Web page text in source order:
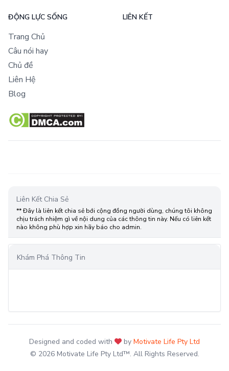
ĐỘNG LỰC SỐNG
Trang Chủ
Câu nói hay
Chủ đề
Liên Hệ
Blog
LIÊN KẾT
Liên Kết Chia Sẻ
** Đây là liên kết chia sẻ bới cộng đồng người dùng, chúng tôi không
chịu trách nhiệm gì về nội dung của các thông tin này. Nếu có liên kết
nào không phù hợp xin hãy báo cho admin.
Khám Phá Thông Tin
Designed and coded with by Motivate Life Pty Ltd
© 2026 Motivate Life Pty Ltd™. All Rights Reserved.